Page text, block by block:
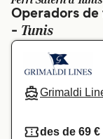
Schweiz
المغرب
Operadors
- Tunis
Grimaldi
des de 69 €